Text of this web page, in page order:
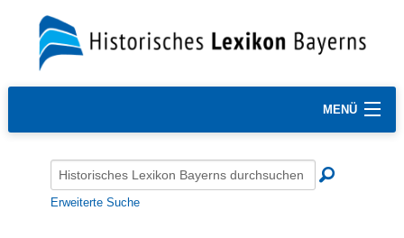
MENÜ
Erweiterte Suche